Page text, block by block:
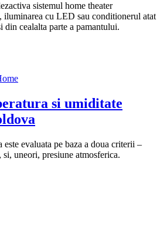
sistemul home theater
iluminarea cu LED sau conditionerul atat
cealalta parte a pamantului.
si umiditate
evaluata pe baza a doua criterii –
si, uneori, presiune atmosferica.